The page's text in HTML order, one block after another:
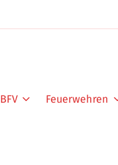
BFV Feuerwehren